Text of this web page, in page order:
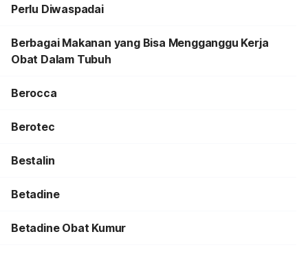
Perlu Diwaspadai
Berbagai Makanan yang Bisa Mengganggu Kerja
Obat Dalam Tubuh
Berocca
Berotec
Bestalin
Betadine
Betadine Obat Kumur